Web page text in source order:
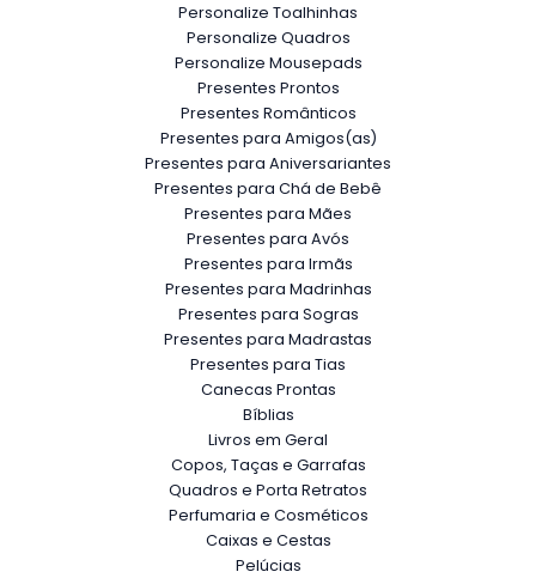
Personalize Toalhinhas
Personalize Quadros
Personalize Mousepads
Presentes Prontos
Presentes Românticos
Presentes para Amigos(as)
Presentes para Aniversariantes
Presentes para Chá de Bebê
Presentes para Mães
Presentes para Avós
Presentes para Irmãs
Presentes para Madrinhas
Presentes para Sogras
Presentes para Madrastas
Presentes para Tias
Canecas Prontas
Bíblias
Livros em Geral
Copos, Taças e Garrafas
Quadros e Porta Retratos
Perfumaria e Cosméticos
Caixas e Cestas
Pelúcias